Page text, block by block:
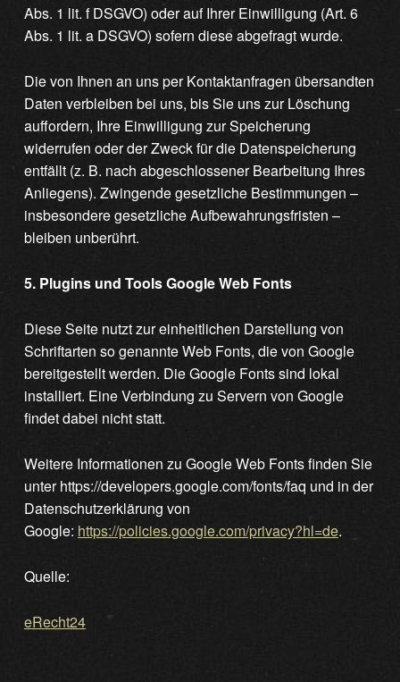
Abs. 1 lit. f DSGVO) oder auf Ihrer Einwilligung (Art. 6
Abs. 1 lit. a DSGVO) sofern diese abgefragt wurde.
Die von Ihnen an uns per Kontaktanfragen übersandten
Daten verbleiben bei uns, bis Sie uns zur Löschung
auffordern, Ihre Einwilligung zur Speicherung
widerrufen oder der Zweck für die Datenspeicherung
entfällt (z. B. nach abgeschlossener Bearbeitung Ihres
Anliegens). Zwingende gesetzliche Bestimmungen –
insbesondere gesetzliche Aufbewahrungsfristen –
bleiben unberührt.
5. Plugins und Tools Google Web Fonts
Diese Seite nutzt zur einheitlichen Darstellung von
Schriftarten so genannte Web Fonts, die von Google
bereitgestellt werden. Die Google Fonts sind lokal
installiert. Eine Verbindung zu Servern von Google
findet dabei nicht statt.
Weitere Informationen zu Google Web Fonts finden Sie
unter https://developers.google.com/fonts/faq und in der
Datenschutzerklärung von
Google: https://policies.google.com/privacy?hl=de.
Quelle:
eRecht24
Skip back to main navigation